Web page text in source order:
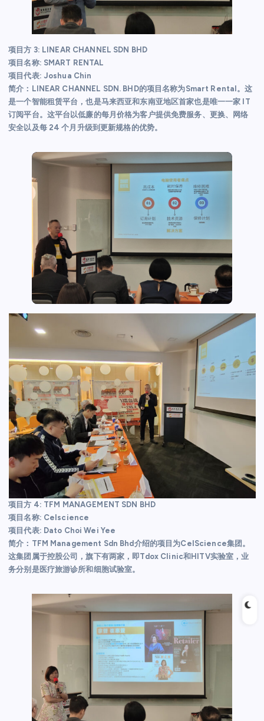
项目方 3: LINEAR CHANNEL SDN BHD
项目名称: SMART RENTAL
项目代表: Joshua Chin
简介：LINEAR CHANNEL SDN. BHD的项目名称为Smart Rental。这
是一个智能租赁平台，也是马来西亚和东南亚地区首家也是唯一一家 IT
订阅平台。这平台以低廉的每月价格为客户提供免费服务、更换、网络
安全以及每 24 个月升级到更新规格的优势。
项目方 4: TFM MANAGEMENT SDN BHD
项目名称: Celscience
项目代表: Dato Choi Wei Yee
简介：TFM Management Sdn Bhd介绍的项目为CelScience集团。
这集团属于控股公司，旗下有两家，即Tdox Clinic和HITV实验室，业
务分别是医疗旅游诊所和细胞试验室。